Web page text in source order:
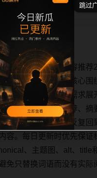
件实时热榜热门内容推荐
续阅读场景整理，核心围
时热榜和相关长尾需求展
再补充热门内容推荐、摘
入口，让用户不用反复回
容。每日更新时优先保证
、主题图、alt、title
免只替换词语而没有实际
跳过